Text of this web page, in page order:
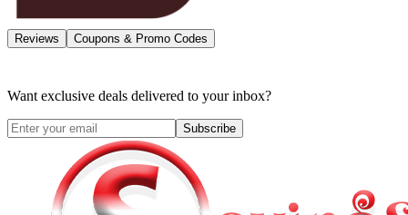
Reviews Coupons & Promo Codes
Want exclusive deals delivered to your inbox?
Subscribe